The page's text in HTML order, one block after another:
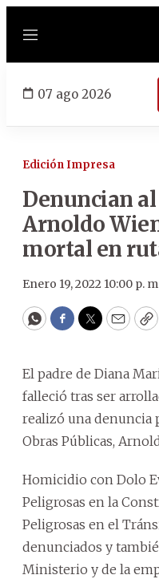
Menú
07 ago 2026
Edición Impresa
Denuncian
Arnoldo
mortal en
Enero 19, 2022 10:00 p.
WhatsApp
Facebook
Twitter
Email
El padre de Diana
falleció tras ser
realizó una denuncia
Obras Públicas,
Homicidio con Dolo
Peligrosas en la
Peligrosas en el
denunciados y
Ministerio y de la